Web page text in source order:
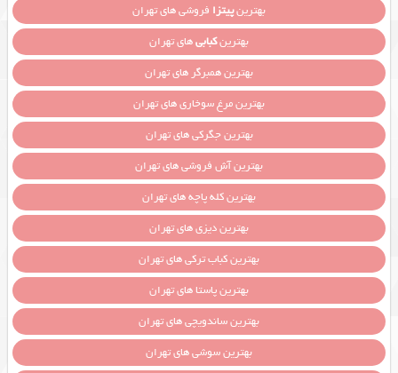
بهترینپیتزا فروشی های تهران
بهترینکبابیهای تهران
بهترین همبرگر های تهران
بهترین مرغ سوخاری های تهران
بهترین جگرکی های تهران
بهترین آش فروشی های تهران
بهترین کله پاچه های تهران
بهترین دیزی های تهران
بهترین کباب ترکی های تهران
بهترین پاستا های تهران
بهترین ساندویچی های تهران
بهترین سوشی های تهران